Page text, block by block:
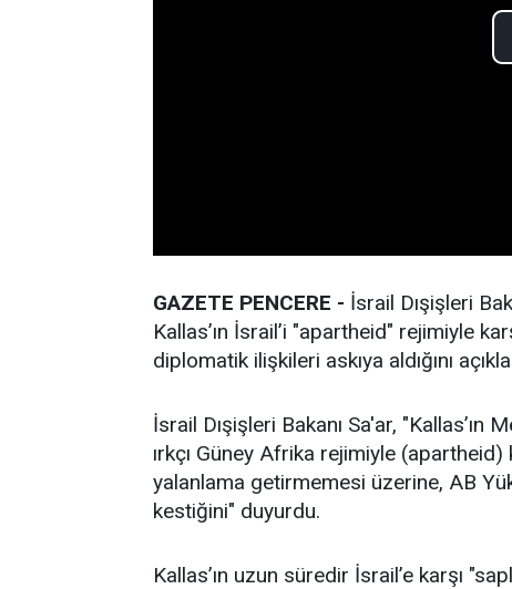
GAZETE PENCERE - İsrail Dışişleri
Kallas’ın İsrail’i "apartheid" rejimiyle
diplomatik ilişkileri askıya aldığını
İsrail Dışişleri Bakanı Sa'ar, "Kallas’ın
ırkçı Güney Afrika rejimiyle (apartheid)
yalanlama getirmemesi üzerine, AB
kestiğini" duyurdu.
Kallas’ın uzun süredir İsrail’e karşı